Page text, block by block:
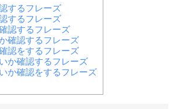
するフレーズ
するフレーズ
認するフレーズ
確認するフレーズ
認をするフレーズ
か確認するフレーズ
か確認をするフレーズ